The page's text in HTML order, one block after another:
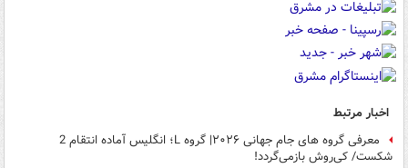
اخبار مرتبط
معرفی گروه های جام جهانی ۲۰۲۶| گروه L؛ انگلیس آماده انتقام 2
شکست/ کی‌روش بازمی‌گردد!